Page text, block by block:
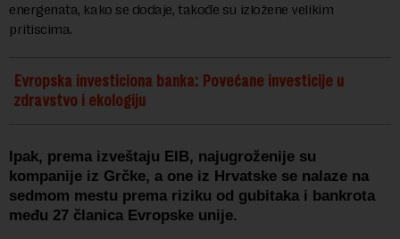
energenata, kako se dodaje, takođe su izložene velikim
pritiscima.
Evropska investiciona banka: Povećane investicije u
zdravstvo i ekologiju
Ipak, prema izveštaju EIB, najugroženije su
kompanije iz Grčke, a one iz Hrvatske se nalaze na
sedmom mestu prema riziku od gubitaka i bankrota
među 27 članica Evropske unije.